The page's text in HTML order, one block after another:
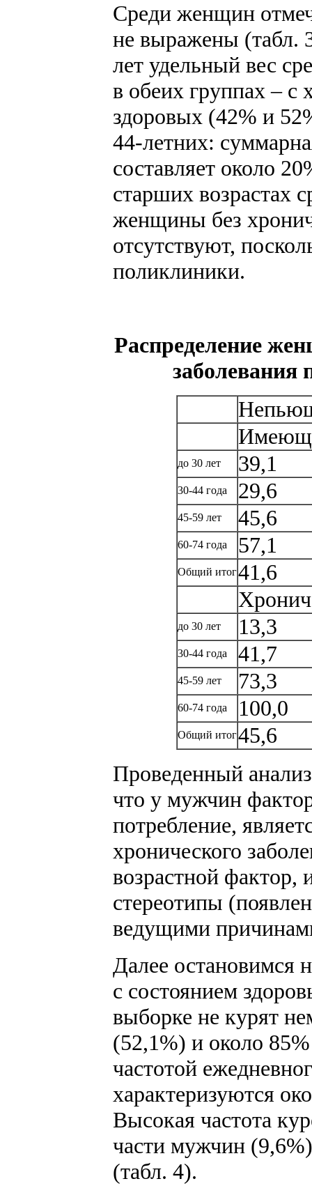
Среди женщин
не выражены (табл.
лет удельный вес
в обеих группах – с
здоровых (42% и
44-летних:
составляет около
старших возрастах
женщины без
отсутствуют,
поликлиники.
Распределение
заболевания
до 30 лет 39,1
30-44 года 29,6
45-59 лет 45,6
60-74 года 57,1
Общий итог41,6
до 30 лет 13,3
30-44 года 41,7
45-59 лет 73,3
60-74 года 100,0
Общий итог45,6
Проведенный
что у мужчин
потребление,
хронического
возрастной
стереотипы
ведущими
Далее остановимся
с состоянием
выборке не курят
(52,1%) и около
частотой
характеризуются
Высокая частота
части мужчин
(табл. 4).